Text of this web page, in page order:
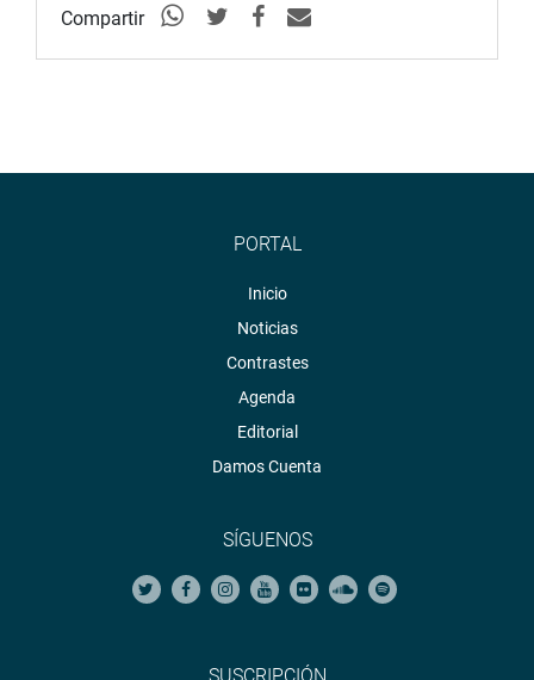
Compartir
PORTAL
Inicio
Noticias
Contrastes
Agenda
Editorial
Damos Cuenta
SÍGUENOS